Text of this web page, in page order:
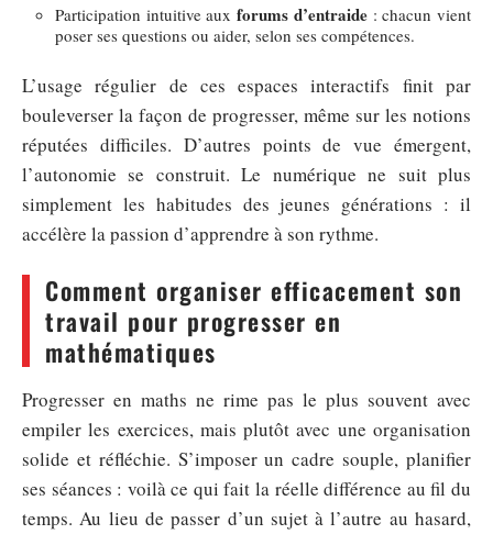
Participation intuitive auxforums d’entraide: chacun vient
poser ses questions ou aider, selon ses compétences.
L’usage régulier de ces espaces interactifs finit par
bouleverser la façon de progresser, même sur les notions
réputées difficiles. D’autres points de vue émergent,
l’autonomie se construit. Le numérique ne suit plus
simplement les habitudes des jeunes générations : il
accélère la passion d’apprendre à son rythme.
Comment organiser efficacement son
travail pour progresser en
mathématiques
Progresser en maths ne rime pas le plus souvent avec
empiler les exercices, mais plutôt avec une organisation
solide et réfléchie. S’imposer un cadre souple, planifier
ses séances : voilà ce qui fait la réelle différence au fil du
temps. Au lieu de passer d’un sujet à l’autre au hasard,